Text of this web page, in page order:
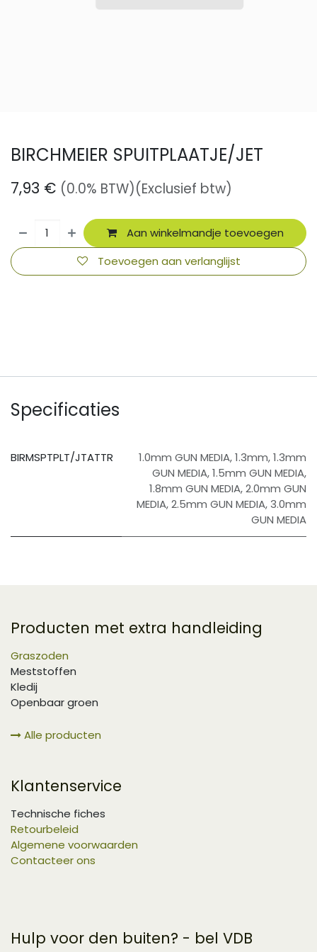
BIRCHMEIER SPUITPLAATJE/JET
7,93 € (0.0% BTW)(Exclusief btw)
Aan winkelmandje toevoegen
Toevoegen aan verlanglijst
Specificaties
BIRMSPTPLT/JTATTR 1.0mm GUN MEDIA,1.3mm,1.3mm
GUN MEDIA,1.5mm GUN MEDIA,
1.8mm GUN MEDIA,2.0mm GUN
MEDIA,2.5mm GUN MEDIA,3.0mm
GUN MEDIA
Producten met extra handleiding
Graszoden
Meststoffen
Kledij
Openbaar groen
Alle producten
Klantenservice
Technische fiches
Retourbeleid
Algemene voorwaarden
Contacteer ons
Hulp voor den buiten? - bel VDB